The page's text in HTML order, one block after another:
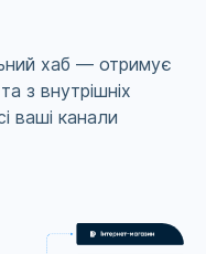
хаб — отримує
з внутрішніх
ваші канали